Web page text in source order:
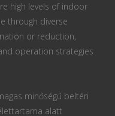
high levels of indoor
through diverse
or reduction,
operation strategies
minőségű beltéri
alatt